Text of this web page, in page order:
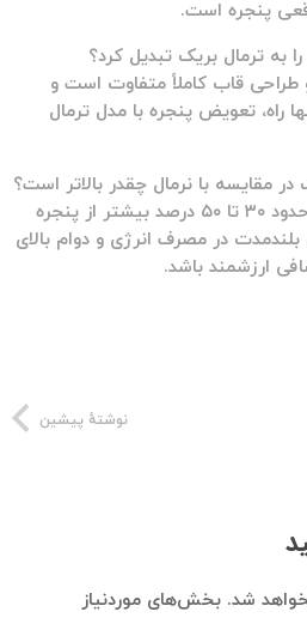
پنجره است.
طراحی قاب کاملاً متفاوت است و
راه، تعویض پنجره با مدل ترمال
معمولاً قیمت ترمال بریک حدود ۳۰ تا ۵۰ درصد بیشتر از پنجره
در مصرف انرژی و دوام بالای
ارزشمند باشد.
نوشتهٔ پیشین
شد. بخش‌های موردنیاز